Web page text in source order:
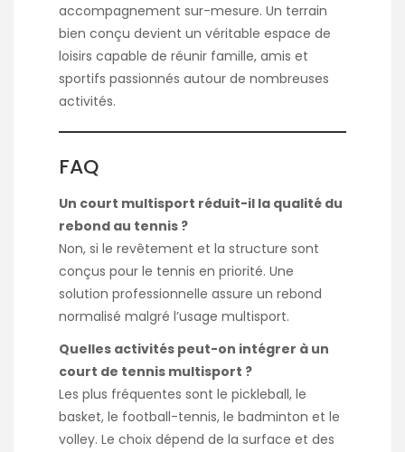
accompagnement sur-mesure. Un terrain
bien conçu devient un véritable espace de
loisirs capable de réunir famille, amis et
sportifs passionnés autour de nombreuses
activités.
FAQ
Un court multisport réduit-il la qualité du
rebond au tennis ?
Non, si le revêtement et la structure sont
conçus pour le tennis en priorité. Une
solution professionnelle assure un rebond
normalisé malgré l’usage multisport.
Quelles activités peut-on intégrer à un
court de tennis multisport ?
Les plus fréquentes sont le pickleball, le
basket, le football-tennis, le badminton et le
volley. Le choix dépend de la surface et des